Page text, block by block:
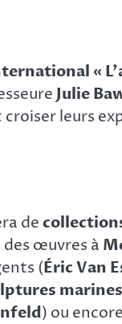
«
Julie
leurs
de
œuvres à
(Éric Van
marines
) ou